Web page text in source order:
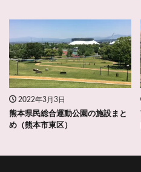
2022年3月3日
熊本県民総合運動公園の施設まと
め（熊本市東区）